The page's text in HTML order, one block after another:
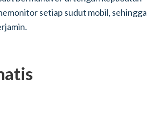
setiap sudut mobil, sehingga